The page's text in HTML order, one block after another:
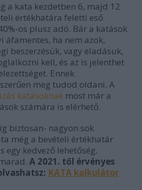
a kata kezdetben 6, majd 12
értékhatára feletti eső
os plusz adó. Bár a katások
áfamentes, ha nem azok,
beszerzésük, vagy eladásuk,
kell, és az is jelenthet
Ennek
meg tudod oldani. A
katásoknak most már a
számára is elérhető.
biztosan- nagyon sok
még a bevételi értékhatár
egy kedvező lehetőség.
A 2021. től érvényes
KATA kalkulátor